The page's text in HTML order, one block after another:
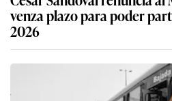
venza plazo para poder
2026